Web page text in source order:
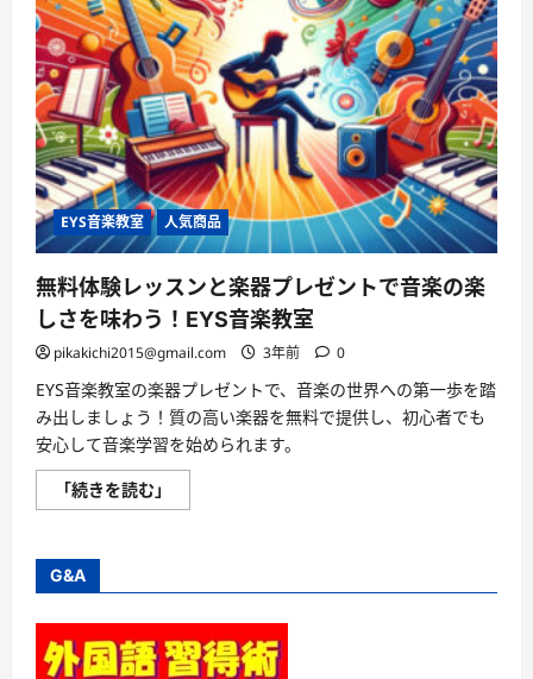
EYS音楽教室 人気商品
無料体験レッスンと楽器プレゼントで音楽の楽
しさを味わう！EYS音楽教室
pikakichi2015@gmail.com 3年前 0
EYS音楽教室の楽器プレゼントで、音楽の世界への第一歩を踏
み出しましょう！質の高い楽器を無料で提供し、初心者でも
安心して音楽学習を始められます。
「続きを読む」
料
ス
と
楽
器
プ
G&A